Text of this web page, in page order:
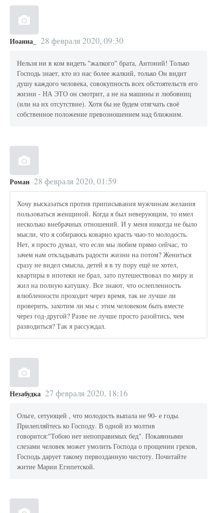
Иоанна_ 28 февраля 2020, 09:30
Нельзя ни в ком видеть "жалкого" брата, Антоний! Только
Господь знает, кто из нас более жалкий, только Он видит
душу каждого человека, совокупность всех обстоятельств его
жизни - НА ЭТО он смотрит, а не на машины и любовниц
(или на их отсутствие). Хотя бы не будем отягчать своё
собственное положение превозношением над ближним.
Роман 28 февраля 2020, 01:59
Хочу высказаться против приписывания мужчинам желания
пользоваться женщиной. Когда я был неверующим, то имел
несколько внебрачных отношений. И у меня никогда не было
мысли, что я собираюсь коварно красть чью-то молодость.
Нет, я просто думал, что если мы любим прямо сейчас, то
зачем нам откладывать радости жизни на потом? Жениться
сразу не видел смысла, детей я в ту пору ещё не хотел,
квартиры в ипотеки не брал, зато путешествовал по миру и
жил на полную катушку. Все знают, что ослепленность
влюбленности проходит через время, так не лучше ли
проверить, захотим ли мы с этим человеком быть вместе
через год-другой? Разве не лучше просто разойтись, чем
разводиться? Так я рассуждал.
Незабудка 27 февраля 2020, 18:16
Ольге, сетующей , что молодость выпала не 90- е годы.
Прилепляйтесь ко Господу. В одной из молтив
говорится:"Тобою нет непоправимых бед". Покаянными
слезами человек может умолить Господа о прощении грехов,
Господь дарует такому первозданную чистоту. Почитайте
житие Марии Египетской.